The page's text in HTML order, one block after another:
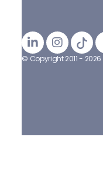
© Copyright 2011 - 2026